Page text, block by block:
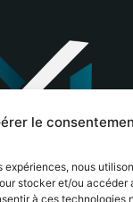
le
expériences, nous
stocker et/ou accéder
à ces technologies